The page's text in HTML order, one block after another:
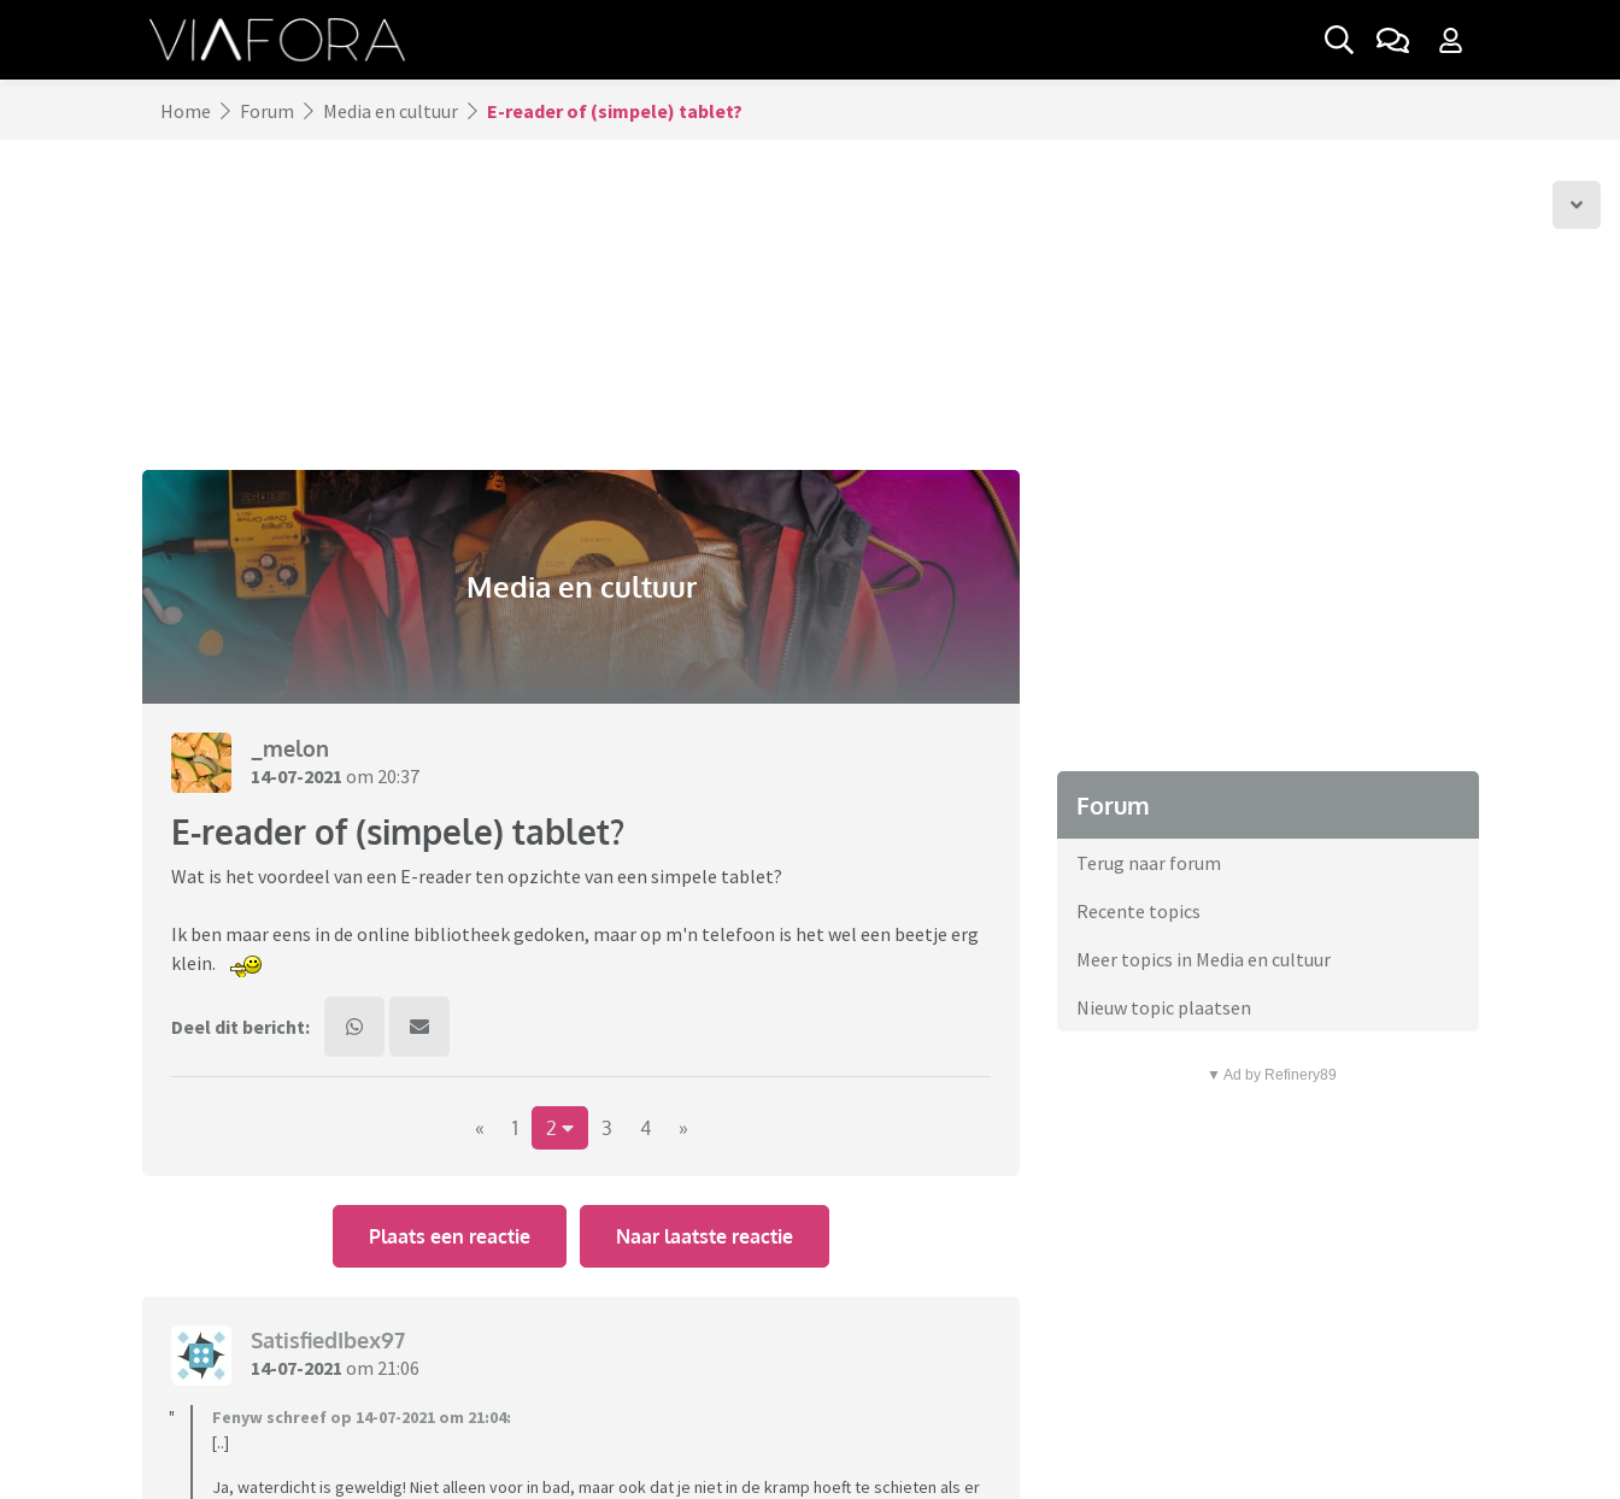
Home Forum Media en cultuur E-reader of (simpele) tablet?
Media en cultuur
_melon
14-07-2021 om 20:37
E-reader of (simpele) tablet?
Wat is het voordeel van een E-reader ten opzichte van een simpele tablet?
Ik ben maar eens in de online bibliotheek gedoken, maar op m'n telefoon is het wel een beetje erg
klein.
Deel dit bericht:
« 1 2 3 4 »
Plaats een reactie Naar laatste reactie
SatisfiedIbex97
14-07-2021 om 21:06
Fenyw schreef op 14-07-2021 om 21:04:
[..]
Ja, waterdicht is geweldig! Niet alleen voor in bad, maar ook dat je niet in de kramp hoeft te schieten als er
Forum
Terug naar forum
Recente topics
Meer topics in Media en cultuur
Nieuw topic plaatsen
▼ Ad by Refinery89